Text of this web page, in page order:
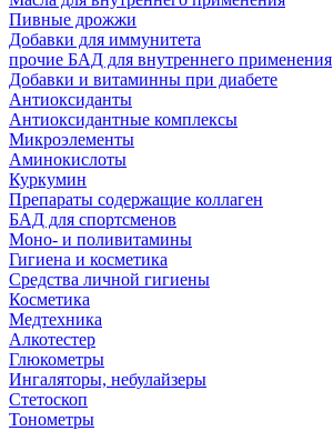
Пивные дрожжи
Добавки для иммунитета
прочие БАД для внутреннего применения
Добавки и витаминны при диабете
Антиоксиданты
Антиоксидантные комплексы
Микроэлементы
Аминокислоты
Куркумин
Препараты содержащие коллаген
БАД для спортсменов
Моно- и поливитамины
Гигиена и косметика
Средства личной гигиены
Косметика
Медтехника
Алкотестер
Глюкометры
Ингаляторы, небулайзеры
Стетоскоп
Тонометры